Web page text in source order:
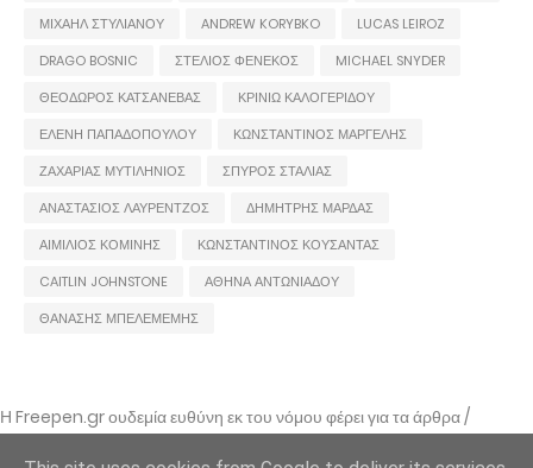
ΜΙΧΑΗΛ ΣΤΥΛΙΑΝΟΥ
ANDREW KORYBKO
LUCAS LEIROZ
DRAGO BOSNIC
ΣΤΕΛΙΟΣ ΦΕΝΕΚΟΣ
MICHAEL SNYDER
ΘΕΟΔΩΡΟΣ ΚΑΤΣΑΝΕΒΑΣ
ΚΡΙΝΙΩ ΚΑΛΟΓΕΡΙΔΟΥ
ΕΛΕΝΗ ΠΑΠΑΔΟΠΟΥΛΟΥ
ΚΩΝΣΤΑΝΤΙΝΟΣ ΜΑΡΓΕΛΗΣ
ΖΑΧΑΡΙΑΣ ΜΥΤΙΛΗΝΙΟΣ
ΣΠΥΡΟΣ ΣΤΑΛΙΑΣ
ΑΝΑΣΤΑΣΙΟΣ ΛΑΥΡΕΝΤΖΟΣ
ΔΗΜΗΤΡΗΣ ΜΑΡΔΑΣ
ΑΙΜΙΛΙΟΣ ΚΟΜΙΝΗΣ
ΚΩΝΣΤΑΝΤΙΝΟΣ ΚΟΥΣΑΝΤΑΣ
CAITLIN JOHNSTONE
ΑΘΗΝΑ ΑΝΤΩΝΙΑΔΟΥ
ΘΑΝΑΣΗΣ ΜΠΕΛΕΜΕΜΗΣ
Η Freepen.gr ουδεμία ευθύνη εκ του νόμου φέρει για τα άρθρα /
αναρτήσεις που δημοσιεύονται και απηχούν τις απόψεις των συντακτών
τους και δε σημαίνει πως τα υιοθετεί. Σε περίπτωση που θεωρείτε πως